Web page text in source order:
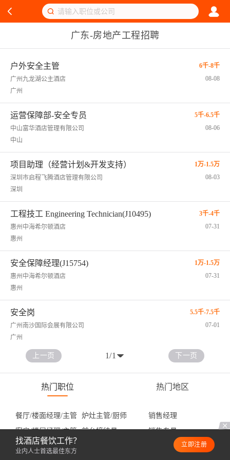
广东-房地产工程招聘
户外安全主管
6千-8千
广州九龙湖公主酒店
08-08
广州
运营保障部-安全专员
5千-6.5千
中山富华酒店管理有限公司
08-06
中山
项目助理（经营计划&开发支持）
1万-1.5万
深圳市启程飞腾酒店管理有限公司
08-03
深圳
工程技工 Engineering Technician(J10495)
3千-4千
惠州中海希尔顿酒店
07-31
惠州
安全保障经理(J15754)
1万-1.5万
惠州中海希尔顿酒店
07-31
惠州
安全岗
5.5千-7.5千
广州南沙国际会展有限公司
07-01
广州
上一页 1/1 下一页
热门职位 热门地区
餐厅/楼面经理/主管 炉灶主管/厨师
销售经理
客房/楼层经理/主管
前台接待员
销售专员
值班工程师
工程部经理/工程主管
找酒店餐饮工作？
业内人士首选最佳东方
立即注册